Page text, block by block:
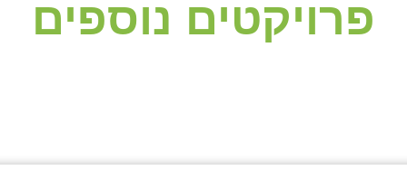
פרויקטים נוספים